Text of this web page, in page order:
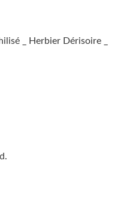
_ Herbier Dérisoire _